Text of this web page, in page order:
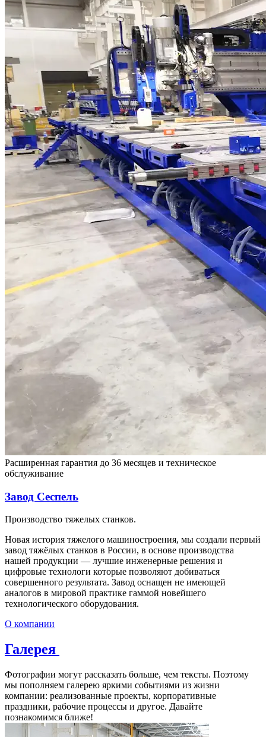
Расширенная гарантия до 36 месяцев и техническое
обслуживание
Завод Сеспель
Производство тяжелых станков.
Новая история тяжелого машиностроения, мы создали первый
завод тяжёлых станков в России, в основе производства
нашей продукции — лучшие инженерные решения и
цифровые технологи которые позволяют добиваться
совершенного результата. Завод оснащен не имеющей
аналогов в мировой практике гаммой новейшего
технологического оборудования.
О компании
Галерея
Фотографии могут рассказать больше, чем тексты. Поэтому
мы пополняем галерею яркими событиями из жизни
компании: реализованные проекты, корпоративные
праздники, рабочие процессы и другое. Давайте
познакомимся ближе!